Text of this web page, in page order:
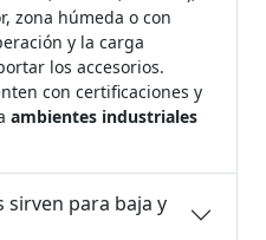
zona húmeda o con
y la carga
los accesorios.
con certificaciones y
ambientes industriales
sirven para baja y